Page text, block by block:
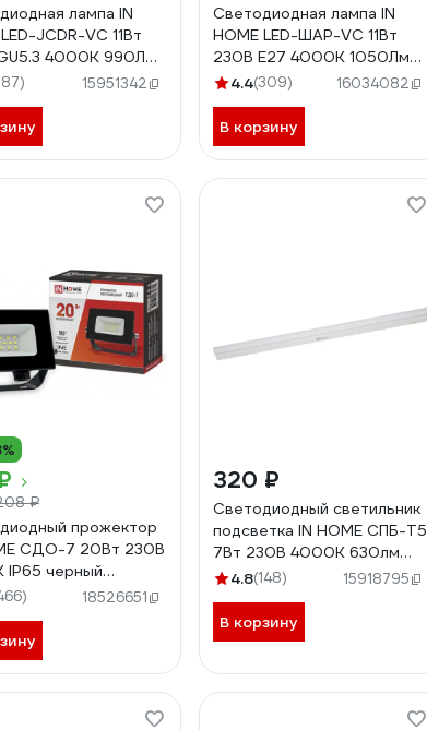
лампа IN
JCDR-VC 11Вт
4000К 990Лм
15951342
Светодиодная лампа IN
HOME LED-ШАР-VC 11Вт
230В Е27 4000К 1050Лм
4690612020617
4.4(309) 16034082
В корзину
₽
прожектор
СДО-7 20Вт 230В
черный
18526651
320 ₽
Светодиодный светильник
подсветка IN HOME СПБ-Т5
7Вт 230B 4000К 630лм
600мм 4690612003030
4.8(148) 15918795
В корзину